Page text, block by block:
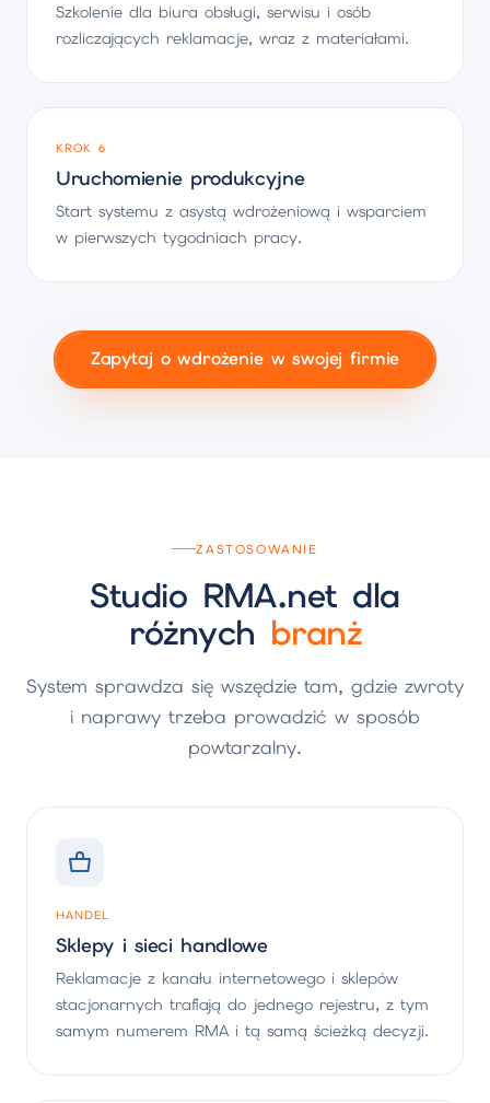
Szkolenie dla biura obsługi, serwisu i osób
rozliczających reklamacje, wraz z materiałami.
KROK 6
Uruchomienie produkcyjne
Start systemu z asystą wdrożeniową i wsparciem
w pierwszych tygodniach pracy.
Zapytaj o wdrożenie w swojej firmie
ZASTOSOWANIE
Studio RMA.net dla
różnych branż
System sprawdza się wszędzie tam, gdzie zwroty
i naprawy trzeba prowadzić w sposób
powtarzalny.
HANDEL
Sklepy i sieci handlowe
Reklamacje z kanału internetowego i sklepów
stacjonarnych trafiają do jednego rejestru, z tym
samym numerem RMA i tą samą ścieżką decyzji.